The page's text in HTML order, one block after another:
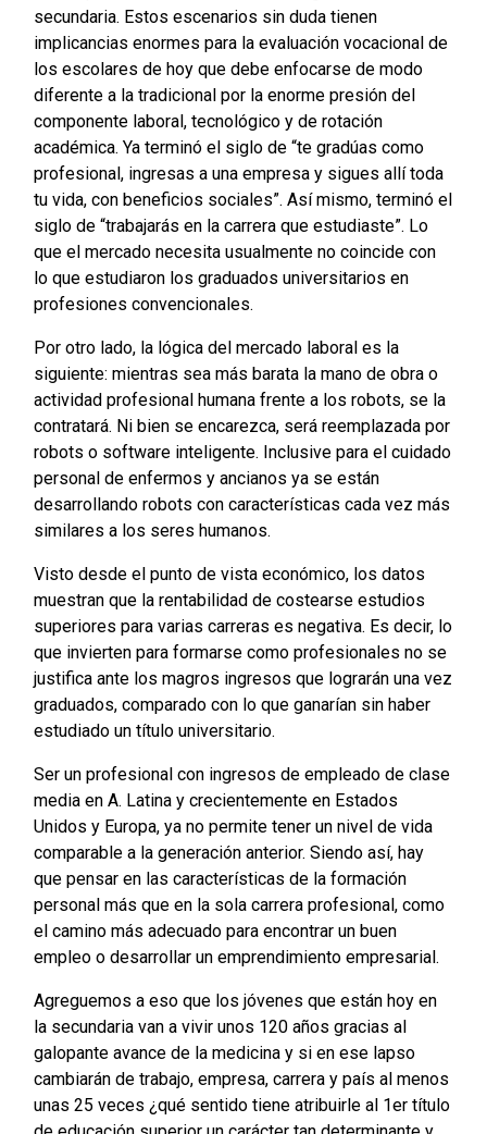
secundaria. Estos escenarios sin duda tienen
implicancias enormes para la evaluación vocacional de
los escolares de hoy que debe enfocarse de modo
diferente a la tradicional por la enorme presión del
componente laboral, tecnológico y de rotación
académica. Ya terminó el siglo de “te gradúas como
profesional, ingresas a una empresa y sigues allí toda
tu vida, con beneficios sociales”. Así mismo, terminó el
siglo de “trabajarás en la carrera que estudiaste”. Lo
que el mercado necesita usualmente no coincide con
lo que estudiaron los graduados universitarios en
profesiones convencionales.
Por otro lado, la lógica del mercado laboral es la
siguiente: mientras sea más barata la mano de obra o
actividad profesional humana frente a los robots, se la
contratará. Ni bien se encarezca, será reemplazada por
robots o software inteligente. Inclusive para el cuidado
personal de enfermos y ancianos ya se están
desarrollando robots con características cada vez más
similares a los seres humanos.
Visto desde el punto de vista económico, los datos
muestran que la rentabilidad de costearse estudios
superiores para varias carreras es negativa. Es decir, lo
que invierten para formarse como profesionales no se
justifica ante los magros ingresos que lograrán una vez
graduados, comparado con lo que ganarían sin haber
estudiado un título universitario.
Ser un profesional con ingresos de empleado de clase
media en A. Latina y crecientemente en Estados
Unidos y Europa, ya no permite tener un nivel de vida
comparable a la generación anterior. Siendo así, hay
que pensar en las características de la formación
personal más que en la sola carrera profesional, como
el camino más adecuado para encontrar un buen
empleo o desarrollar un emprendimiento empresarial.
Agreguemos a eso que los jóvenes que están hoy en
la secundaria van a vivir unos 120 años gracias al
galopante avance de la medicina y si en ese lapso
cambiarán de trabajo, empresa, carrera y país al menos
unas 25 veces ¿qué sentido tiene atribuirle al 1er título